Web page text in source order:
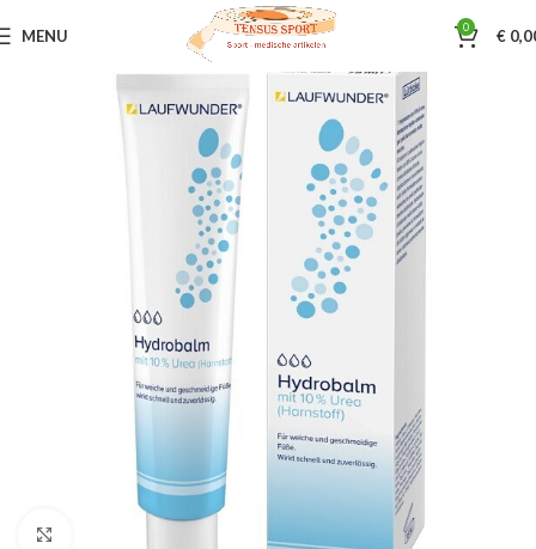
MENU 0 €
Home Pedicure artikelen Gehwol/Laufwunder/Röwo